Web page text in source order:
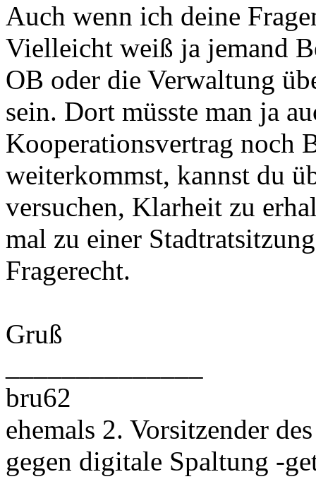
Auch wenn ich deine
Vielleicht weiß ja jemand
OB oder die Verwaltung
sein. Dort müsste man ja
Kooperationsvertrag noch
weiterkommst, kannst du
versuchen, Klarheit zu
mal zu einer
Fragerecht.
Gruß
bru62
ehemals 2. Vorsitzender
gegen digitale Spaltung -